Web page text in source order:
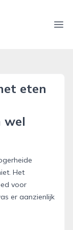
eten
wel
Het
voor
er aanzienlijk